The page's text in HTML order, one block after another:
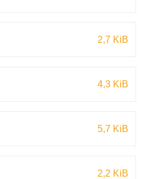
2,7 KiB
4,3 KiB
5,7 KiB
2,2 KiB